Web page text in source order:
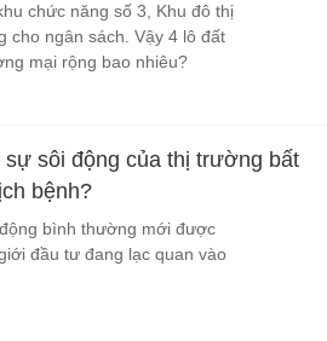
chức năng số 3, Khu đô thị
cho ngân sách. Vậy 4 lô đất
mại rộng bao nhiêu?
sôi động của thị trường bất
bệnh?
bình thường mới được
đầu tư đang lạc quan vào